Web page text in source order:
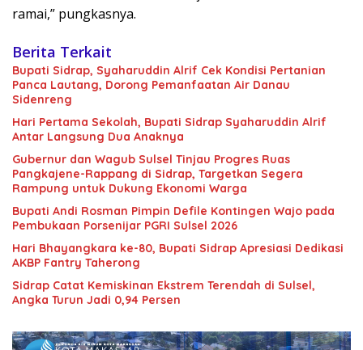
ramai,” pungkasnya.
Berita Terkait
Bupati Sidrap, Syaharuddin Alrif Cek Kondisi Pertanian
Panca Lautang, Dorong Pemanfaatan Air Danau
Sidenreng
Hari Pertama Sekolah, Bupati Sidrap Syaharuddin Alrif
Antar Langsung Dua Anaknya
Gubernur dan Wagub Sulsel Tinjau Progres Ruas
Pangkajene-Rappang di Sidrap, Targetkan Segera
Rampung untuk Dukung Ekonomi Warga
Bupati Andi Rosman Pimpin Defile Kontingen Wajo pada
Pembukaan Porsenijar PGRI Sulsel 2026
Hari Bhayangkara ke-80, Bupati Sidrap Apresiasi Dedikasi
AKBP Fantry Taherong
Sidrap Catat Kemiskinan Ekstrem Terendah di Sulsel,
Angka Turun Jadi 0,94 Persen